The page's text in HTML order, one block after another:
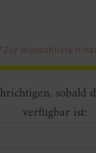
Zur Wunschliste
sobald
verfügbar ist: